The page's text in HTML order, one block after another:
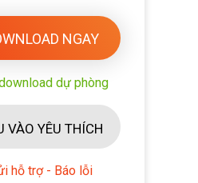
NGAY
dự phòng
VÀO YÊU THÍCH
hỗ trợ - Báo lỗi